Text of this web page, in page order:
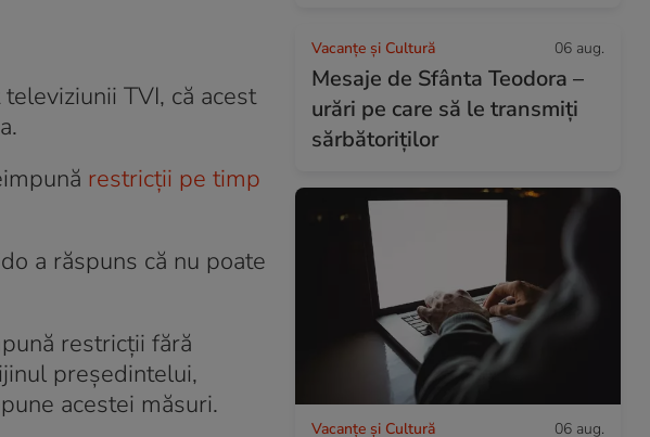
TVI, că acest
restricții pe timp
a răspuns că nu poate
restricții fără
președintelui,
acestei măsuri.
Vacanțe și Cultură 06 aug.
Mesaje de Sfânta Teodora –
urări pe care să le transmiți
sărbătoriților
Vacanțe și Cultură 06 aug.